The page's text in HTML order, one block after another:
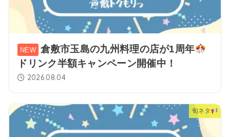
倉敷市玉島の九州料理の店が1周年
ドリンク半額キャンペーン開催中！
2026.08.04
旬ネタ